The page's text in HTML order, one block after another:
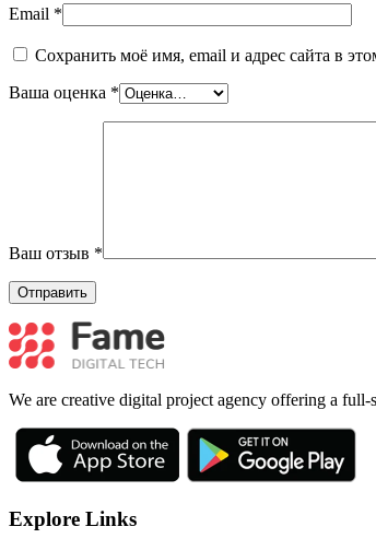
Email *
Сохранить моё имя, email и адрес сайта в
Ваша оценка *
Ваш отзыв *
We are creative digital project agency offering a
Explore Links